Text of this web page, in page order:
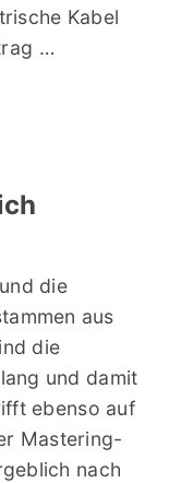
Kabel
…
die
aus
die
und damit
ebenso auf
Mastering-
nach